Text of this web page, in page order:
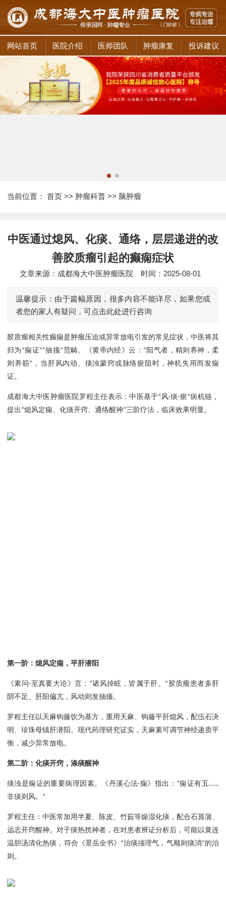
网站首页 医院介绍 医师团队 肿瘤康复 投诉建议
当前位置： 首页 >> 肿瘤科普 >> 脑肿瘤
中医通过熄风、化痰、通络，层层递进的改
善胶质瘤引起的癫痫症状
文章来源：成都海大中医肿瘤医院 时间：2025-08-01
温馨提示：由于篇幅原因，很多内容不能详尽，如果您或
者您的家人有疑问，可点击此处进行咨询
胶质瘤相关性癫痫是肿瘤压迫或异常放电引发的常见症状，中医将其
归为 “痫证”“抽搐”范畴。《黄帝内经》云： “ 阳气者，精则养神，柔
则养筋” ，当肝风内动、痰浊蒙窍或脉络瘀阻时，神机失用而发痫
证。
成都海大中医肿瘤医院罗程主任表示：中医基于“ 风-痰-瘀”病机链，
提出 “熄风定痫、化痰开窍、通络醒神”三阶疗法，临床效果明 显。
第一阶：熄风定痫，平肝潜阳
《素问 · 至真要大论》言： “诸风掉眩，皆属于肝。 ” 胶质瘤患者多肝
阴不足、肝阳偏亢，风动则发抽搐。
罗程主任以天麻钩藤饮为基方，重用天麻、钩藤平肝熄风，配伍石决
明、珍珠母镇肝潜阳。现代药理研究证实，天麻素可调节神经递质平
衡，减少异常放电。
第二阶：化痰开窍，涤痰醒神
痰浊是痫证的重要病理因素。《丹溪心法·痫》指出： “痫证有五……
非痰则风。 ”
罗程主任 ：中医常加用半夏、陈皮、竹茹等燥湿化痰，配合石菖蒲、
远志开窍醒神。对于痰热扰神者， 在对患者辨证分析后，可能以黄连
温胆汤清化热痰，符合《景岳全书》 “治痰须理气，气顺则痰消”的治
则。